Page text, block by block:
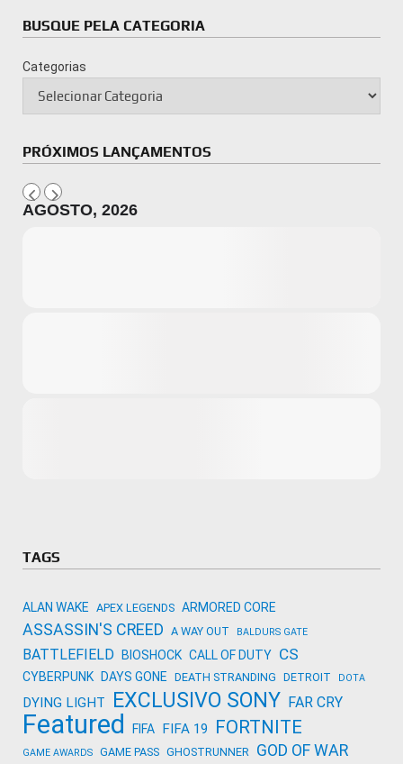
BUSQUE PELA CATEGORIA
Categorias
PRÓXIMOS LANÇAMENTOS
AGOSTO, 2026
TAGS
ALAN WAKE APEX LEGENDS ARMORED CORE
ASSASSIN'S CREED A WAY OUT BALDURS GATE
BATTLEFIELD BIOSHOCK CALL OF DUTY CS
CYBERPUNK DAYS GONE DEATH STRANDING DETROIT DOTA
DYING LIGHT EXCLUSIVO SONY FAR CRY
Featured FIFA FIFA 19 FORTNITE
GAME AWARDS GAME PASS GHOSTRUNNER GOD OF WAR